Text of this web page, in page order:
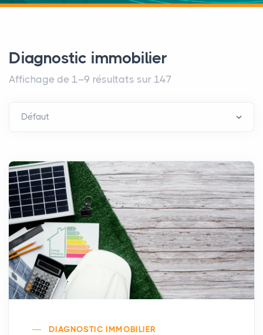
Diagnostic immobilier
Affichage de 1–9 résultats sur 147
DIAGNOSTIC IMMOBILIER